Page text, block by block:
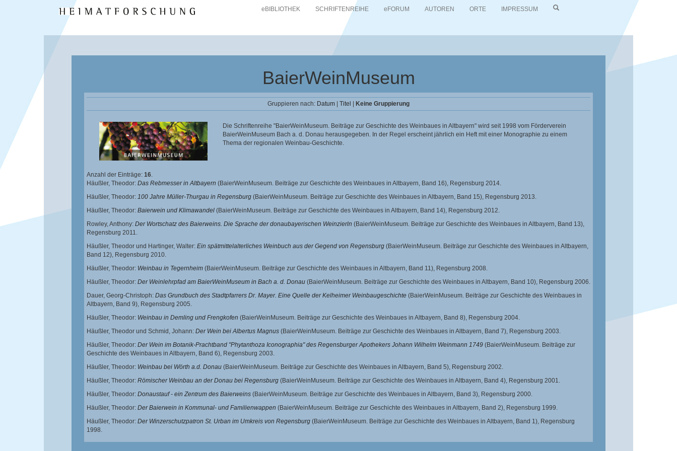
eBIBLIOTHEK SCHRIFTENREIHE eFORUM AUTOREN ORTE IMPRESSUM
BaierWeinMuseum
Gruppieren nach: Datum Titel Keine Gruppierung
Die Schriftenreihe "BaierWeinMuseum. Beiträge zur Geschichte des Weinbaues in Altbayern" wird seit 1998 vom Förderverein
BaierWeinMuseum Bach a. d. Donau herausgegeben. In der Regel erscheint jährlich ein Heft mit einer Monographie zu einem
Thema der regionalen Weinbau-Geschichte.
Anzahl der Einträge: 16
Häußler, Theodor: Das Rebmesser in Altbayern (BaierWeinMuseum. Beiträge zur Geschichte des Weinbaues in Altbayern, Band 16), Regensburg 2014.
Häußler, Theodor: 100 Jahre Müller-Thurgau in Regensburg (BaierWeinMuseum. Beiträge zur Geschichte des Weinbaues in Altbayern, Band 15), Regensburg 2013.
Häußler, Theodor: Baierwein und Klimawandel (BaierWeinMuseum. Beiträge zur Geschichte des Weinbaues in Altbayern, Band 14), Regensburg 2012.
Rowley, Anthony: Der Wortschatz des Baierweins. Die Sprache der donaubayerischen Weinzierln (BaierWeinMuseum. Beiträge zur Geschichte des Weinbaues in Altbayern, Band 13),
Regensburg 2011.
Häußler, Theodor und Hartinger, Walter: Ein spätmittelalterliches Weinbuch aus der Gegend von Regensburg (BaierWeinMuseum. Beiträge zur Geschichte des Weinbaues in Altbayern,
Band 12), Regensburg 2010.
Häußler, Theodor: Weinbau in Tegernheim (BaierWeinMuseum. Beiträge zur Geschichte des Weinbaues in Altbayern, Band 11), Regensburg 2008.
Häußler, Theodor: Der Weinlehrpfad am BaierWeinMuseum in Bach a. d. Donau (BaierWeinMuseum. Beiträge zur Geschichte des Weinbaues in Altbayern, Band 10), Regensburg 2006.
Dauer, Georg-Christoph: Das Grundbuch des Stadtpfarrers Dr. Mayer. Eine Quelle der Kelheimer Weinbaugeschichte (BaierWeinMuseum. Beiträge zur Geschichte des Weinbaues in
Altbayern, Band 9), Regensburg 2005.
Häußler, Theodor: Weinbau in Demling und Frengkofen (BaierWeinMuseum. Beiträge zur Geschichte des Weinbaues in Altbayern, Band 8), Regensburg 2004.
Häußler, Theodor und Schmid, Johann: Der Wein bei Albertus Magnus (BaierWeinMuseum. Beiträge zur Geschichte des Weinbaues in Altbayern, Band 7), Regensburg 2003.
Häußler, Theodor: Der Wein im Botanik-Prachtband "Phytanthoza Iconographia" des Regensburger Apothekers Johann Wilhelm Weinmann 1749 (BaierWeinMuseum. Beiträge zur
Geschichte des Weinbaues in Altbayern, Band 6), Regensburg 2003.
Häußler, Theodor: Weinbau bei Wörth a.d. Donau (BaierWeinMuseum. Beiträge zur Geschichte des Weinbaues in Altbayern, Band 5), Regensburg 2002.
Häußler, Theodor: Römischer Weinbau an der Donau bei Regensburg (BaierWeinMuseum. Beiträge zur Geschichte des Weinbaues in Altbayern, Band 4), Regensburg 2001.
Häußler, Theodor: Donaustauf - ein Zentrum des Baierweins (BaierWeinMuseum. Beiträge zur Geschichte des Weinbaues in Altbayern, Band 3), Regensburg 2000.
Häußler, Theodor: Der Baierwein in Kommunal- und Familienwappen (BaierWeinMuseum. Beiträge zur Geschichte des Weinbaues in Altbayern, Band 2), Regensburg 1999.
Häußler, Theodor: Der Winzerschutzpatron St. Urban im Umkreis von Regensburg (BaierWeinMuseum. Beiträge zur Geschichte des Weinbaues in Altbayern, Band 1), Regensburg
1998.